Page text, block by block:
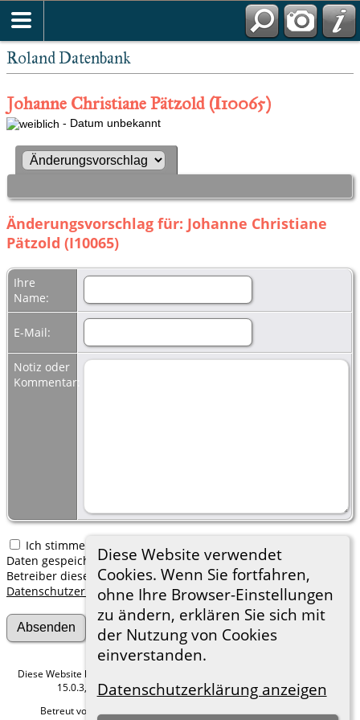
Roland Datenbank
Diese Website verwendet
Cookies. Wenn Sie fortfahren,
ohne Ihre Browser-Einstellungen
zu ändern, erklären Sie sich mit
der Nutzung von Cookies
einverstanden.
Datenschutzerklärung anzeigen
Johanne Christiane Pätzold (I10065)
- Datum unbekannt
Änderungsvorschlag für: Johanne Christiane
Pätzold (I10065)
Ihre
Name:
E-Mail:
Notiz oder
Kommentar:
Ich stimme zu, dass meine hier erfassten persönlichen
Daten gespeichert werden. Ich verstehe, dass ich jederzeit den
Betreiber dieser Website bitten kann, diese Daten zu löschen.
Datenschutzerklärung
Diese Website läuft mit
15.0.3, programmiert von Darrin Lythgoe © 2001-2026.
Betreut von